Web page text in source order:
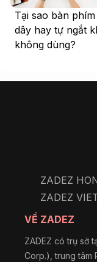
Tại sao bàn
dây hay tự ngắt
không dùng?
ZADEZ
ZADEZ
VỀ ZADEZ
ZADEZ có trụ sở
Corp.), trung tâm